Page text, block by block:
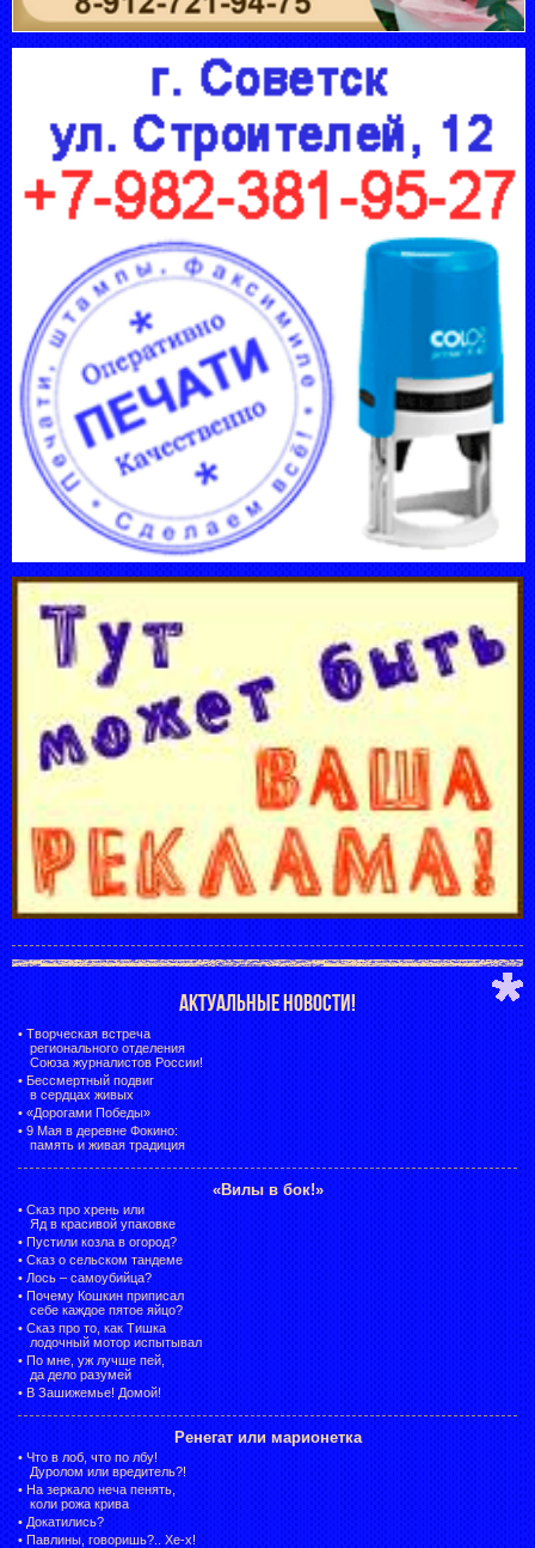
АКТУАЛЬНЫЕ НОВОСТИ!
• Творческая встреча
регионального отделения
Союза журналистов России!
• Бессмертный подвиг
в сердцах живых
• «Дорогами Победы»
• 9 Мая в деревне Фокино:
память и живая традиция
«Вилы в бок!»
• Сказ про хрень или
Яд в красивой упаковке
• Пустили козла в огород?
• Сказ о сельском тандеме
• Лось – самоубийца?
• Почему Кошкин приписал
себе каждое пятое яйцо?
• Сказ про то, как Тишка
лодочный мотор испытывал
• По мне, уж лучше пей,
да дело разумей
• В Зашижемье! Домой!
Ренегат или марионетка
• Что в лоб, что по лбу!
Дуролом или вредитель?!
• На зеркало неча пенять,
коли рожа крива
• Докатились?
• Павлины, говоришь?.. Хе-х!